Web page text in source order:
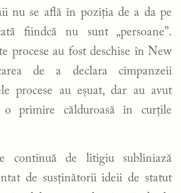
nu se află în poziția de a da pe
fiindcă nu sunt „persoane”.
procese au fost deschise în New
de a declara cimpanzeii
procese au eșuat, dar au avut
primire călduroasă în curțile
continuă de litigiu subliniază
de susținătorii ideii de statut